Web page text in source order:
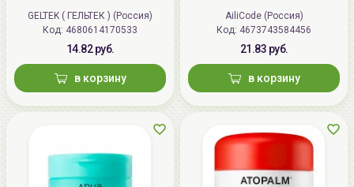
GELTEK ( ГЕЛЬТЕК ) (Россия)
Код: 4680614170533
14.82 руб.
в корзину
AiliCode (Россия)
Код: 4673743584456
21.83 руб.
в корзину